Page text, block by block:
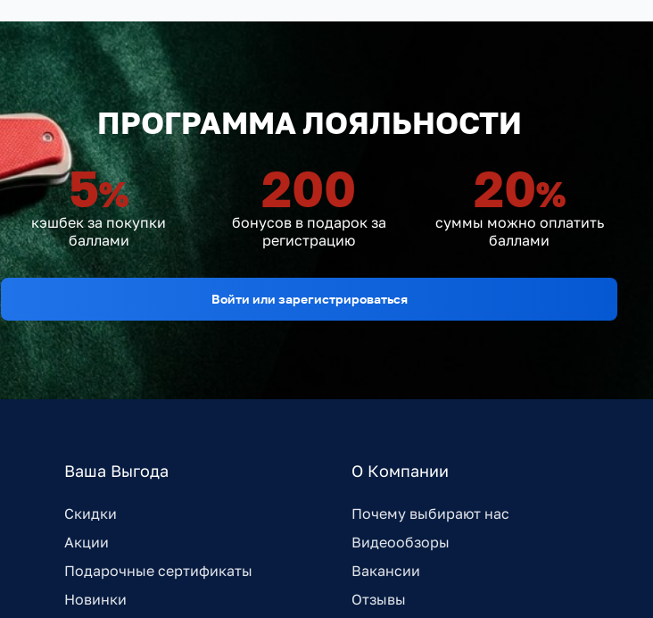
ПРОГРАММА ЛОЯЛЬНОСТИ
5%
кэшбек за покупки
баллами
200
бонусов в подарок за
регистрацию
20%
суммы можно оплатить
баллами
Войти или зарегистрироваться
Ваша Выгода
Скидки
Акции
Подарочные сертификаты
Новинки
О Компании
Почему выбирают нас
Видеообзоры
Вакансии
Отзывы